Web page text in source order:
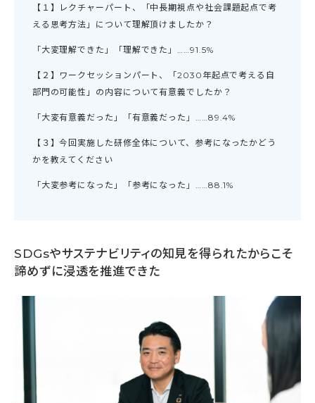
【１】レクチャーパート、「中長期視点や社会課題起点で考
える思考方法」について理解頂けましたか？
「大変理解できた」「理解できた」……91.5%
【２】ワークセッションパート、「2030年起点で考える自
部門の可能性」の内容について有意義でしたか？
「大変有意義だった」「有意義だった」……89.4%
【３】今回実施した研修全体について、参考になったかどう
かを教えてください
「大変参考になった」「参考になった」……88.1%
SDGsやサステナビリティの知見を得られたからこそ
諦めずに浸透を推進できた